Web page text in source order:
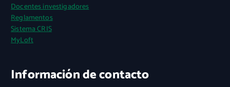
Docentes investigadores
Reglamentos
Sistema CRIS
MyLoft
Información de contacto